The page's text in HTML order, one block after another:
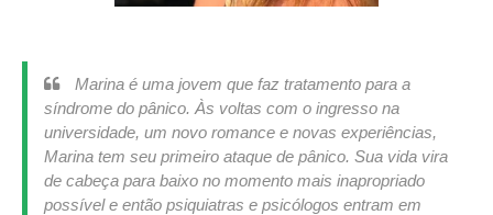
Marina é uma jovem que faz tratamento para a
síndrome do pânico. Às voltas com o ingresso na
universidade, um novo romance e novas experiências,
Marina tem seu primeiro ataque de pânico. Sua vida vira
de cabeça para baixo no momento mais inapropriado
possível e então psiquiatras e psicólogos entram em